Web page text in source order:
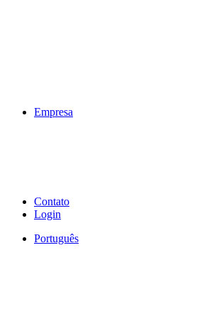
Empresa
Contato
Login
Português